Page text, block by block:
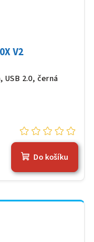
V2
USB 2.0, černá
Do košíku